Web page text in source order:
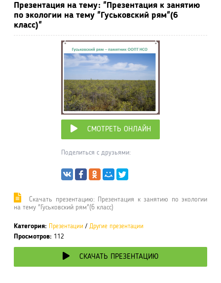
Презентация на тему: "Презентация к занятию
по экологии на тему "Гуськовский рям"(6
класс)"
СМОТРЕТЬ ОНЛАЙН
Поделиться с друзьями:
Cкачать презентацию: Презентация к занятию по экологии
на тему "Гуськовский рям"(6 класс)
Категория: Презентации / Другие презентации
Просмотров: 112
СКАЧАТЬ ПРЕЗЕНТАЦИЮ